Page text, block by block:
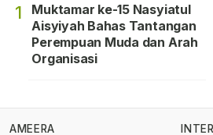
1
Muktamar ke-15 Nasyiatul
Aisyiyah Bahas Tantangan
Perempuan Muda dan Arah
Organisasi
AMEERA